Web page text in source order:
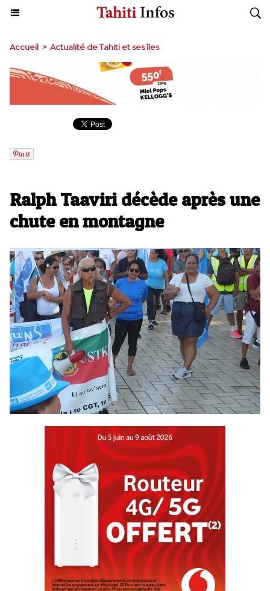
Accueil > Actualité de Tahiti et ses îles
​Ralph Taaviri décède après une
chute en montagne